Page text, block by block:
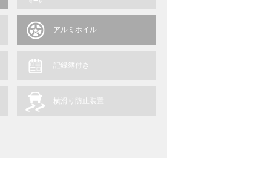
アルミホイル
記録簿付き
横滑り防止装置